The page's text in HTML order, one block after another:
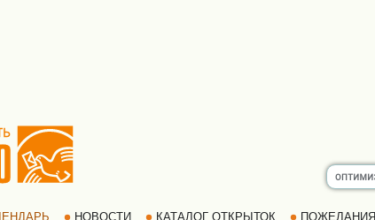
НОВОСТИ КАТАЛОГ ОТКРЫТОК ПОЖЕЛАНИЯ